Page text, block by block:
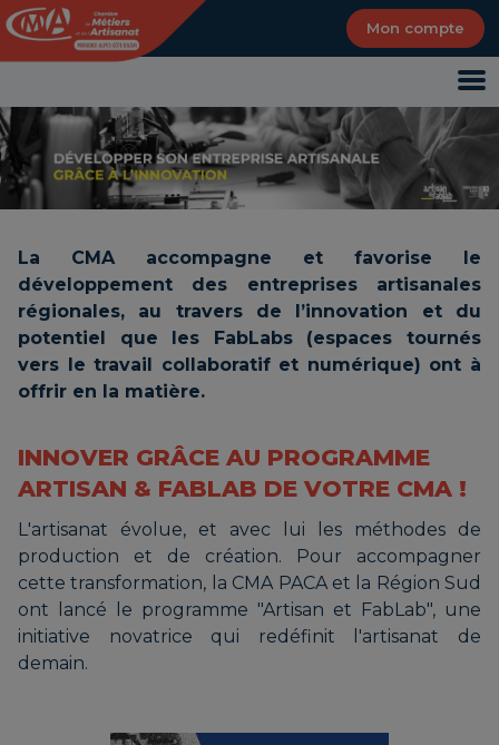
Mon compte
La CMA accompagne et favorise le
développement des entreprises artisanales
régionales, au travers de l’innovation et du
potentiel que les FabLabs (espaces tournés
vers le travail collaboratif et numérique) ont à
offrir en la matière.
INNOVER GRÂCE AU PROGRAMME
ARTISAN & FABLAB DE VOTRE CMA !
L'artisanat évolue, et avec lui les méthodes de
production et de création. Pour accompagner
cette transformation, la CMA PACA et la Région Sud
ont lancé le programme "Artisan et FabLab", une
initiative novatrice qui redéfinit l'artisanat de
demain.
Panneau de gestion des cookies